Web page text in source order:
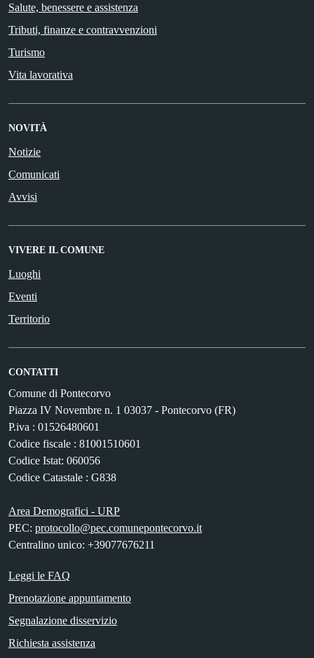
Salute, benessere e assistenza
Tributi, finanze e contravvenzioni
Turismo
Vita lavorativa
NOVITÀ
Notizie
Comunicati
Avvisi
VIVERE IL COMUNE
Luoghi
Eventi
Territorio
CONTATTI
Comune di Pontecorvo
Piazza IV Novembre n. 1 03037 - Pontecorvo (FR)
P.iva : 01526480601
Codice fiscale : 81001510601
Codice Istat: 060056
Codice Catastale : G838
Area Demografici - URP
PEC: protocollo@pec.comunepontecorvo.it
Centralino unico: +39077676211
Leggi le FAQ
Prenotazione appuntamento
Segnalazione disservizio
Richiesta assistenza